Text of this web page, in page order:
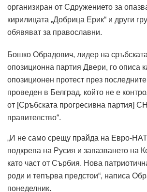
организиран от Сдружението за
кирилицата „Добрица Ерик“ и други
обявяват за православни.
Бошко Обрадович, лидер на
опозиционна партия Двери, го описа
опозиционен протест през
проведен в Белград, който не е
от [Сръбската прогресивна партия]
правителство“.
„И не само срещу прайда на Евро-
подкрепа на Русия и запазването на
като част от Сърбия. Нова
роди и тепърва предстои“, написа
понеделник.